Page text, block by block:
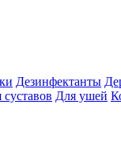
Дезинфектанты
суставов Для ушей